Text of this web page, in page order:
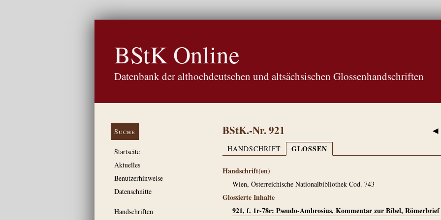
BStK Online
Datenbank der althochdeutschen und altsächsischen Glossenhandschriften
Suche
Startseite
Aktuelles
Benutzerhinweise
Datenschnitte
Handschriften
◀
BStK.-Nr. 921
HANDSCHRIFT GLOSSEN
Handschrift(en)
Wien, Österreichische Nationalbibliothek Cod. 743
Glossierte Inhalte
921, f. 1r-78r: Pseudo-Ambrosius, Kommentar zur Bibel, Römerbrief